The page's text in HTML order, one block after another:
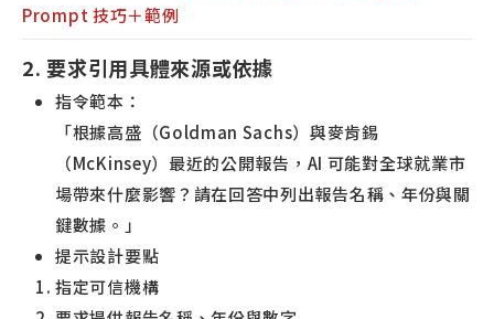
Prompt 技巧＋範例
2. 要求引用具體來源或依據
指令範本：
「根據高盛（Goldman Sachs）與麥肯錫
（McKinsey）最近的公開報告，AI 可能對全球就業市
場帶來什麼影響？請在回答中列出報告名稱、年份與關
鍵數據。」
提示設計要點
指定可信機構